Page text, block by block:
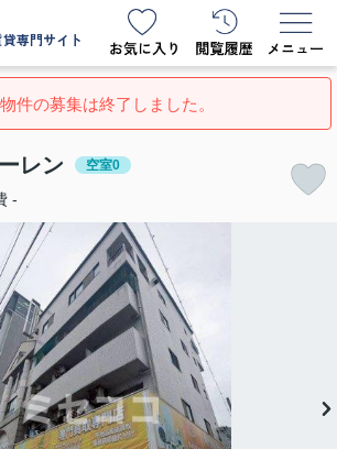
専門サイト
件の募集は終了しました。
レン 空室0
-